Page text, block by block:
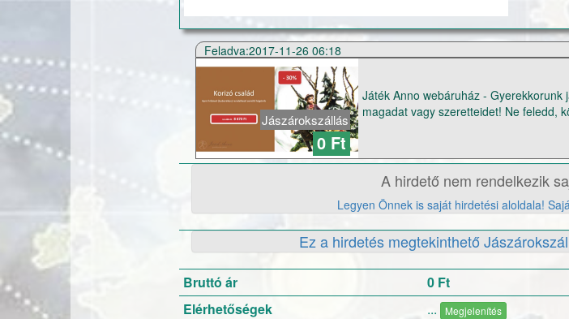
Feladva:2017-11-26 06:18
Jászárokszállás
0 Ft
Játék Anno webáruház - Gyerekkorunk
magadat vagy szeretteidet! Ne feledd,
Karácsony! :) Bolt felkeresése
A hirdető nem rendelkezik
Legyen Önnek is saját hirdetési aloldala!
Ez a hirdetés megtekinthető
Bruttó ár
0 Ft
Elérhetőségek
... Megjelenítés